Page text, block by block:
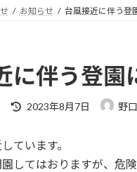
お知らせ 台風接近に伴う登
に伴う登園
最
新
日
2023年8月7日 野口
ています。
してはおりますが、危